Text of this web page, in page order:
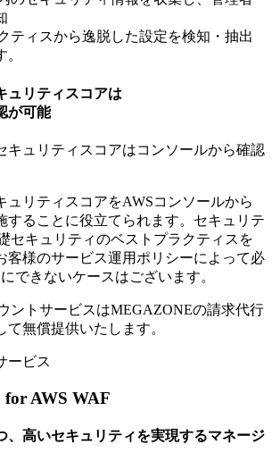
ティスから逸脱した設定を検知・抽出
ュリティスコアは
が可能
ュリティスコアをAWSコンソールから
することに役立てられます。セキュリテ
セキュリティのベストプラクティスを
客様のサービス運用ポリシーによって必
できないケースはございます。
ントサービスはMEGAZONEの請求代行
て無償提供いたします。
AWS WAF
、高いセキュリティを実現するマネージ